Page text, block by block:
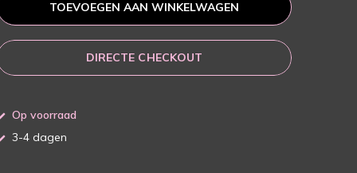
TOEVOEGEN AAN WINKELWAGEN
DIRECTE CHECKOUT
Op voorraad
3-4 dagen